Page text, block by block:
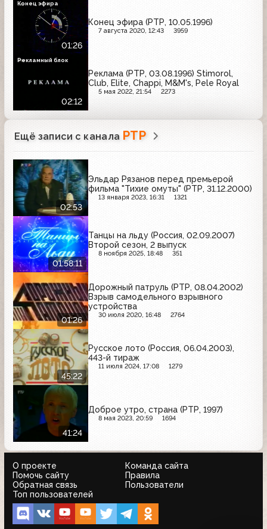
01:26
Конец эфира (РТР, 10.05.1996)
7 августа 2020, 12:43 3959
Конец эфира
02:12
Реклама (РТР, 03.08.1996) Stimorol,
Club, Elite, Chappi, M&M's, Pele Royal
5 мая 2022, 21:54 2273
Рекламный блок
Ещё записи с канала РТР
02:53
Эльдар Рязанов перед премьерой
фильма "Тихие омуты" (РТР, 31.12.2000)
13 января 2023, 16:31 1321
01:58:11
Танцы на льду (Россия, 02.09.2007)
Второй сезон, 2 выпуск
8 ноября 2025, 18:48 351
01:26
Дорожный патруль (РТР, 08.04.2002)
Взрыв самодельного взрывного
устройства
30 июля 2020, 16:48 2764
45:22
Русское лото (Россия, 06.04.2003),
443-й тираж
11 июля 2024, 17:08 1279
41:24
Доброе утро, страна (РТР, 1997)
8 мая 2023, 20:59 1694
О проекте
Команда сайта
Помочь сайту
Правила
Обратная связь
Пользователи
Топ пользователей